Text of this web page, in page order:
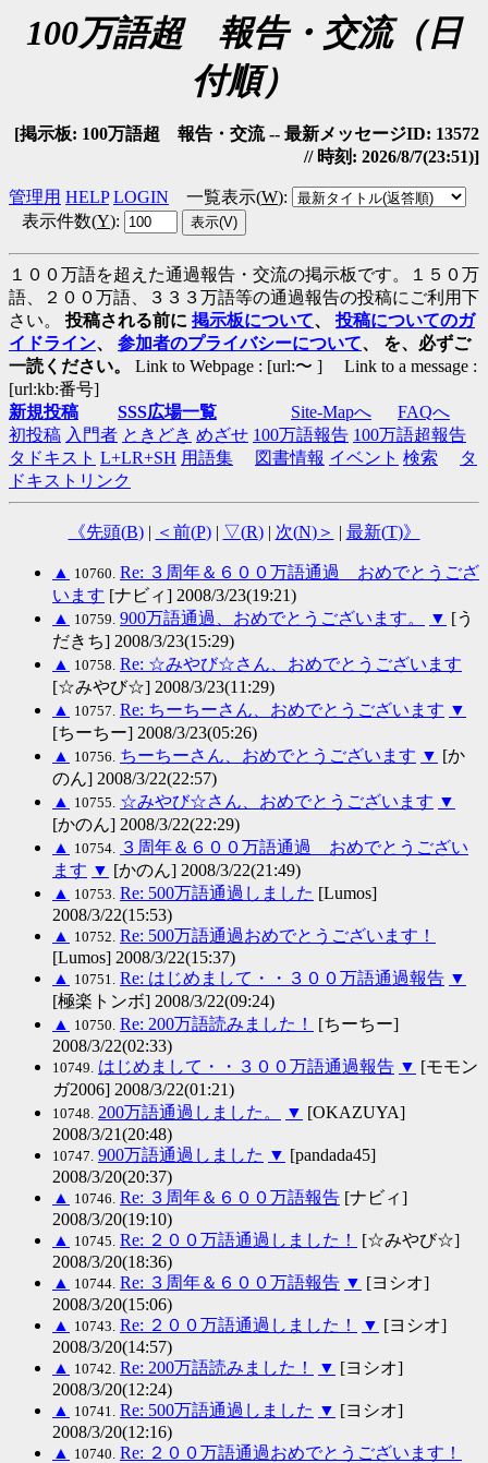
100万語超 報告・交流（日
付順）
[掲示板: 100万語超 報告・交流 -- 最新メッセージID: 13572
// 時刻: 2026/8/7(23:51)]
管理用 HELP LOGIN 一覧表示(W):
表示件数(Y):
１００万語を超えた通過報告・交流の掲示板です。１５０万
語、２００万語、３３３万語等の通過報告の投稿にご利用下
さい。 投稿される前に 掲示板について、 投稿についてのガ
イドライン、 参加者のプライバシーについて、 を、必ずご
一読ください。
Link to Webpage : [url:〜 ] Link to a message :
[url:kb:番号]
新規投稿
SSS広場一覧 Site-Mapへ
FAQへ
初投稿 入門者 ときどき めざせ 100万語報告 100万語超報告
タドキスト L+LR+SH 用語集 図書情報 イベント 検索
タ
ドキストリンク
《先頭(B)| ＜前(P)| ▽(R)| 次(N)＞ | 最新(T)》
▲ 10760. Re: ３周年＆６００万語通過 おめでとうござ
います [ナビィ] 2008/3/23(19:21)
▲ 10759. 900万語通過、おめでとうございます。 ▼ [う
だきち] 2008/3/23(15:29)
▲ 10758. Re: ☆みやび☆さん、おめでとうございます
[☆みやび☆] 2008/3/23(11:29)
▲ 10757. Re: ちーちーさん、おめでとうございます ▼
[ちーちー] 2008/3/23(05:26)
▲ 10756. ちーちーさん、おめでとうございます ▼ [か
のん] 2008/3/22(22:57)
▲ 10755. ☆みやび☆さん、おめでとうございます ▼
[かのん] 2008/3/22(22:29)
▲ 10754.
３周年＆６００万語通過 おめでとうござい
ます ▼ [かのん] 2008/3/22(21:49)
▲ 10753. Re: 500万語通過しました [Lumos]
2008/3/22(15:53)
▲ 10752. Re: 500万語通過おめでとうございます！
[Lumos] 2008/3/22(15:37)
▲ 10751. Re: はじめまして・・３００万語通過報告 ▼
[極楽トンボ] 2008/3/22(09:24)
▲ 10750. Re: 200万語読みました！
[ちーちー]
2008/3/22(02:33)
10749. はじめまして・・３００万語通過報告 ▼ [モモン
ガ2006] 2008/3/22(01:21)
10748. 200万語通過しました。 ▼ [OKAZUYA]
2008/3/21(20:48)
10747. 900万語通過しました ▼ [pandada45]
2008/3/20(20:37)
▲ 10746. Re: ３周年＆６００万語報告 [ナビィ]
2008/3/20(19:10)
▲ 10745. Re: ２００万語通過しました！
[☆みやび☆]
2008/3/20(18:36)
▲ 10744. Re: ３周年＆６００万語報告 ▼ [ヨシオ]
2008/3/20(15:06)
▲ 10743. Re: ２００万語通過しました！ ▼ [ヨシオ]
2008/3/20(14:57)
▲ 10742. Re: 200万語読みました！ ▼ [ヨシオ]
2008/3/20(12:24)
▲ 10741. Re: 500万語通過しました ▼ [ヨシオ]
2008/3/20(12:16)
▲ 10740. Re: ２００万語通過おめでとうございます！